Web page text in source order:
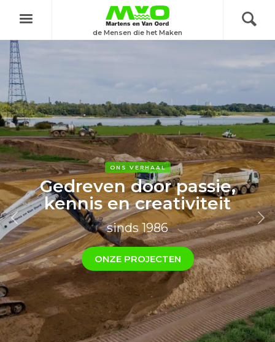
Menu de Mensen die het Maken
ONS VERHAAL
Gedreven door passie,
kennis en creativiteit
sinds 1986
ONZE PROJECTEN